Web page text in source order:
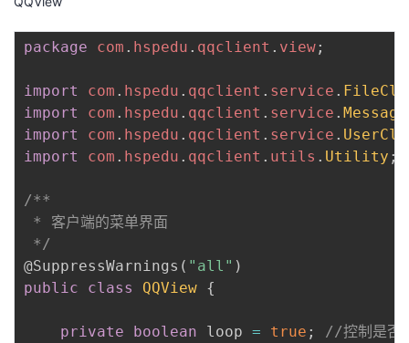
package com . hspedu . qqclient . view;
import com . hspedu . qqclient . service .
import
com . hspedu . qqclient . service .
import
com . hspedu . qqclient . service .
import
com . hspedu . qqclient . utils . Utility ;
/**
* 客户端的菜单界面
*/
@SuppressWarnings ( "all" )
public
class QQView {
private boolean loop = true ;
//控制是否